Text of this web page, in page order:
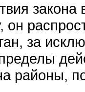
закона
за
районы,